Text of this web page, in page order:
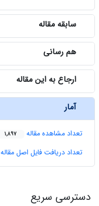
سابقه مقاله
هم رسانی
ارجاع به این مقاله
آمار
تعداد مشاهده مقاله 1,897
تعداد دریافت فایل اصل مقاله
دسترسی سریع